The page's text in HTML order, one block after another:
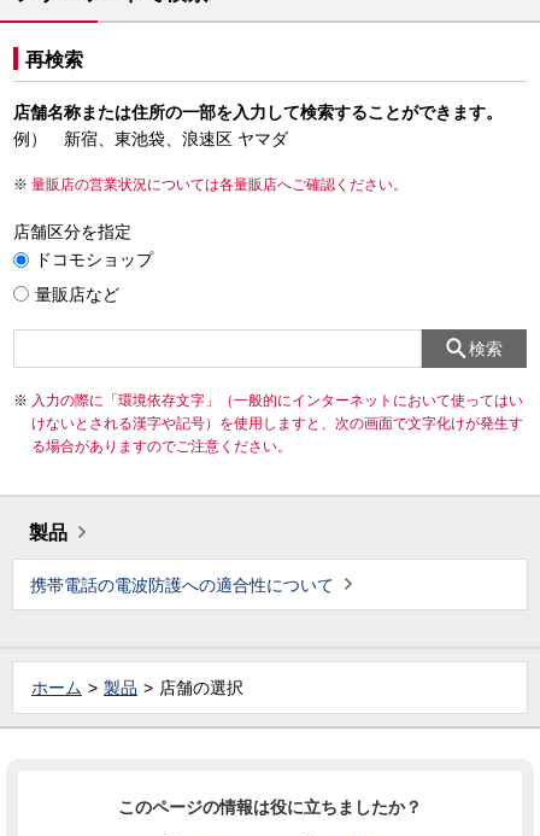
再検索
店舗名称または住所の一部を入力して検索することができます。
例） 新宿、東池袋、浪速区 ヤマダ
量販店の営業状況については各量販店へご確認ください。
店舗区分を指定
ドコモショップ
量販店など
検索
入力の際に「環境依存文字」（一般的にインターネットにおいて使ってはい
けないとされる漢字や記号）を使用しますと、次の画面で文字化けが発生す
る場合がありますのでご注意ください。
製品
携帯電話の電波防護への適合性について
ホーム 製品 店舗の選択
このページの情報は役に立ちましたか？